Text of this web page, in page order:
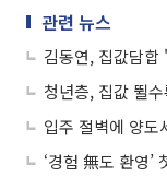
관련 뉴스
청년층, 집값 뛸
입주 절벽에 양
‘경험 無도 환영’